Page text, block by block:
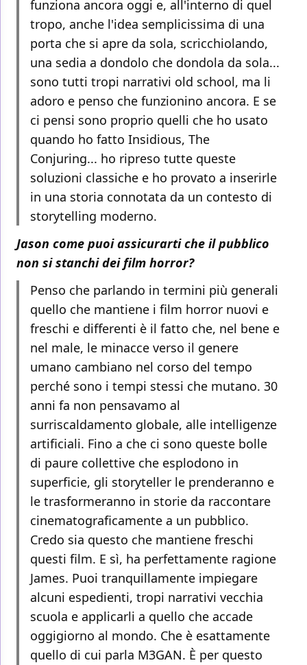
funziona ancora oggi e, all'interno di quel
tropo, anche l'idea semplicissima di una
porta che si apre da sola, scricchiolando,
una sedia a dondolo che dondola da sola...
sono tutti tropi narrativi old school, ma li
adoro e penso che funzionino ancora. E se
ci pensi sono proprio quelli che ho usato
quando ho fatto Insidious, The
Conjuring... ho ripreso tutte queste
soluzioni classiche e ho provato a inserirle
in una storia connotata da un contesto di
storytelling moderno.
Jason come puoi assicurarti che il pubblico
non si stanchi dei film horror?
Penso che parlando in termini più generali
quello che mantiene i film horror nuovi e
freschi e differenti è il fatto che, nel bene e
nel male, le minacce verso il genere
umano cambiano nel corso del tempo
perché sono i tempi stessi che mutano. 30
anni fa non pensavamo al
surriscaldamento globale, alle intelligenze
artificiali. Fino a che ci sono queste bolle
di paure collettive che esplodono in
superficie, gli storyteller le prenderanno e
le trasformeranno in storie da raccontare
cinematograficamente a un pubblico.
Credo sia questo che mantiene freschi
questi film. E sì, ha perfettamente ragione
James. Puoi tranquillamente impiegare
alcuni espedienti, tropi narrativi vecchia
scuola e applicarli a quello che accade
oggigiorno al mondo. Che è esattamente
quello di cui parla M3GAN. È per questo